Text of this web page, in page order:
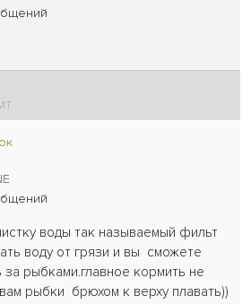
воды так называемый фильт
воду от грязи и вы сможете
рыбками.главное кормить не
рыбки брюхом к верху плавать))